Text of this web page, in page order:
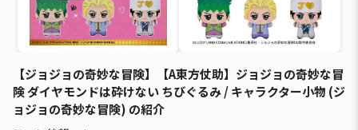
【ジョジョの奇妙な冒険】【A東方仗助】ジョジョの奇妙な冒
険 ダイヤモンドは砕けない ちびぐるみ / キャラクター小物 (ジ
ョジョの奇妙な冒険) の紹介